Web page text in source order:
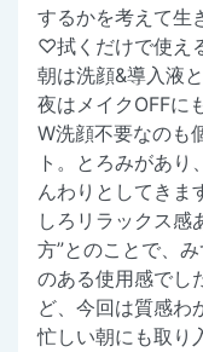
するかを考えて生
♡拭くだけで使え
朝は洗顔&導入液
夜はメイクOFFに
W洗顔不要なのも
ト。とろみがあ
んわりとしてきま
しろリラックス
方”とのことで、
のある使用感でし
ど、今回は質感
忙しい朝にも取り